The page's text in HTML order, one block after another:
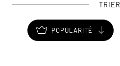
TRIER
POPULARITÉ